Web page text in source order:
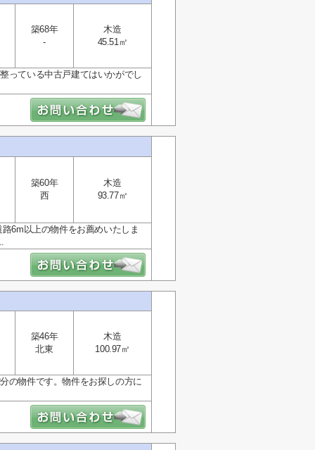
築68年
-
木造
45.51㎡
っている中古戸建てはいかがでし
築60年
西
木造
93.77㎡
6m以上の物件をお薦めいたしま
築46年
北東
木造
100.97㎡
の物件です。物件をお探しの方に